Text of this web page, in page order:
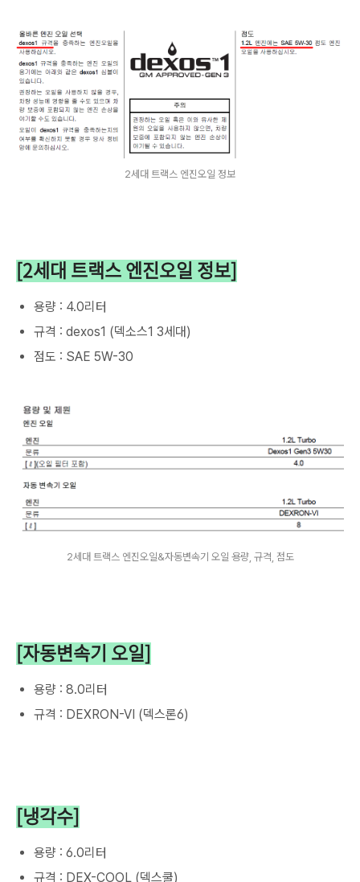
2세대 트랙스 엔진오일 정보
[2세대 트랙스 엔진오일 정보]
용량 : 4.0리터
규격 : dexos1 (덱소스1 3세대)
점도 : SAE 5W-30
2세대 트랙스 엔진오일&자동변속기 오일 용량, 규격, 점도
[자동변속기 오일]
용량 : 8.0리터
규격 : DEXRON-VI (덱스론6)
[냉각수]
용량 : 6.0리터
규격 : DEX-COOL (덱스쿨)